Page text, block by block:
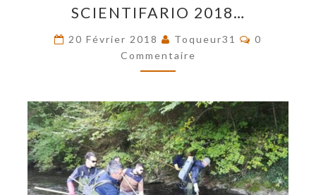
2018…
SCIENTIFARIO 2018…
20 Février 2018 Toqueur31
0
Commentaire